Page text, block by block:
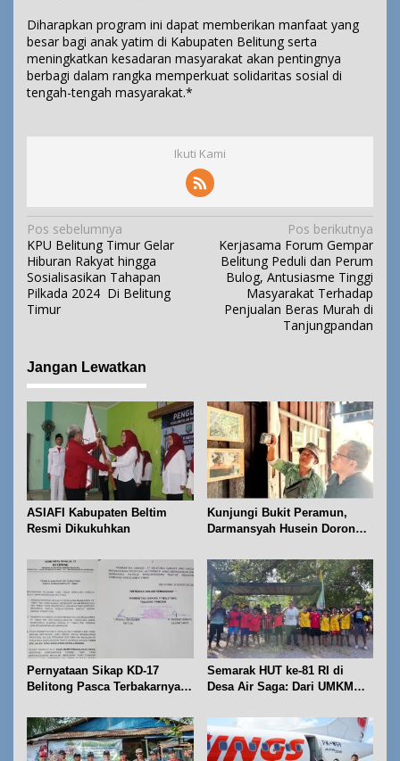
Diharapkan program ini dapat memberikan manfaat yang
besar bagi anak yatim di Kabupaten Belitung serta
meningkatkan kesadaran masyarakat akan pentingnya
berbagi dalam rangka memperkuat solidaritas sosial di
tengah-tengah masyarakat.*
Ikuti Kami
N
a
v
i
g
s
i
p
s
Pos sebelumnya
KPU Belitung Timur Gelar
Hiburan Rakyat hingga
Sosialisasikan Tahapan
Pilkada 2024 Di Belitung
Timur
Pos berikutnya
Kerjasama Forum Gempar
Belitung Peduli dan Perum
Bulog, Antusiasme Tinggi
Masyarakat Terhadap
Penjualan Beras Murah di
Tanjungpandan
Jangan Lewatkan
ASIAFI Kabupaten Beltim
Resmi Dikukuhkan
Kunjungi Bukit Peramun,
Darmansyah Husein Dorong
Pernyataan Sikap KD-17
Belitong Pasca Terbakarnya
Semarak HUT ke-81 RI di
Desa Air Saga: Dari UMKM